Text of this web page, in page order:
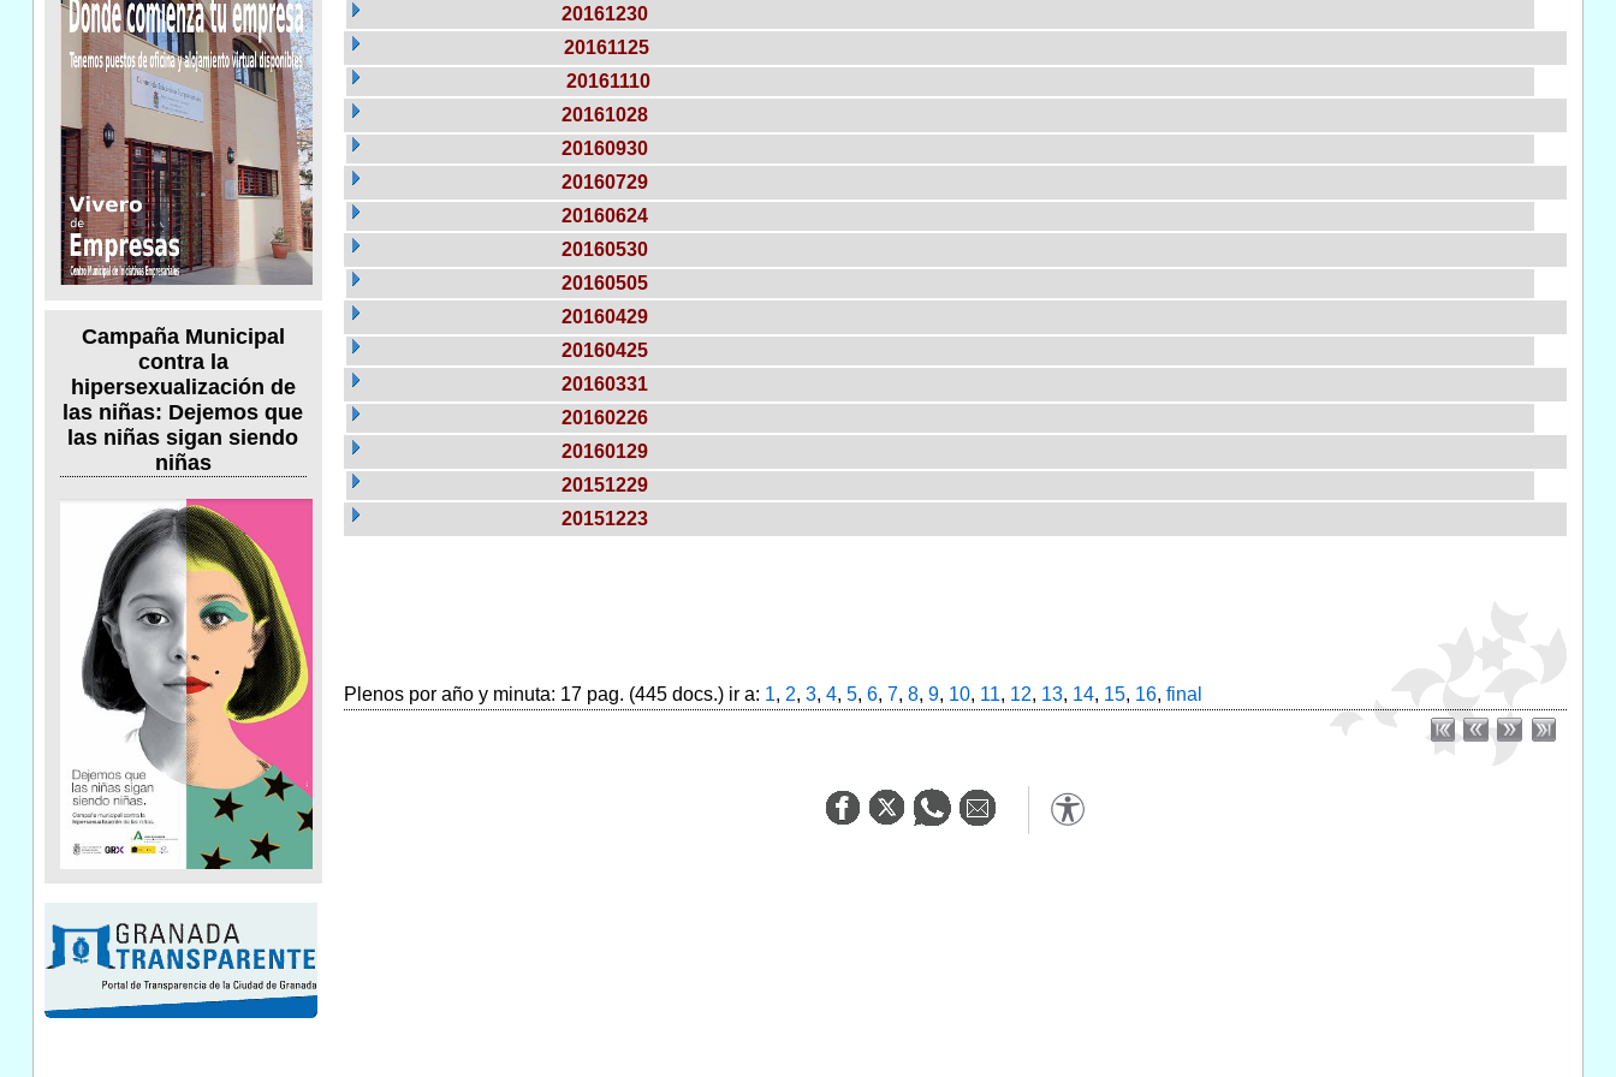
Campaña Municipal
contra la
hipersexualización de
las niñas: Dejemos que
las niñas sigan siendo
niñas
20161230
20161125
20161110
20161028
20160930
20160729
20160624
20160530
20160505
20160429
20160425
20160331
20160226
20160129
20151229
20151223
Plenos por año y minuta: 17 pag. (445 docs.) ir a: 1, 2, 3, 4, 5, 6, 7, 8, 9, 10, 11, 12, 13, 14, 15, 16, final